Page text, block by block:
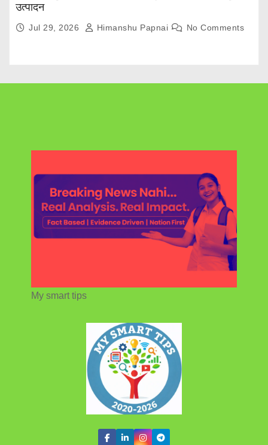
उत्पादन
Jul 29, 2026 Himanshu Papnai No Comments
My smart tips